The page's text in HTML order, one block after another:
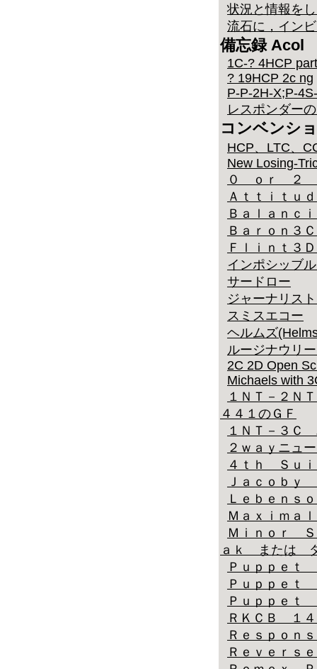
状況と情報を
流石に，イン
備忘録 Acol
1C-? 4HCP
? 19HCP 2c ng
P-P-2H-X;P-
レスポンダー
コンベンシ
HCP、LTC、
New Losing-
０ ｏｒ ２
Ａｔｔｉｔｕ
Ｂａｌａｎｃ
Ｂａｒｏｎ３
Ｆｌｉｎｔ３
インポシッブ
サードロー
ジャーナリス
スミスエコー
ヘルムズ
ルージナウリ
2C 2D Open
Michaels with
１ＮＴ－２Ｎ
４４１のＧＦ
１ＮＴ－３Ｃ
２ｗａｙニュ
４ｔｈ Ｓｕ
Ｊａｃｏｂｙ
Ｌｅｂｅｎｓ
Ｍａｘｉｍａ
Ｍｉｎｏｒ
ａｋ または ダ
Ｐｕｐｐｅｔ
Ｐｕｐｐｅｔ
Ｐｕｐｐｅｔ
ＲＫＣＢ １
Ｒｅｓｐｏｎ
Ｒｅｖｅｒｓ